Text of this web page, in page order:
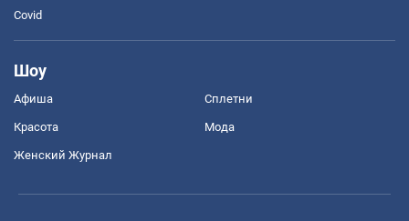
Covid
Шоу
Афиша Сплетни
Красота Мода
Женский Журнал